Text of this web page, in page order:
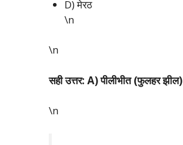
D) मेरठ
\n
\n
सही उत्तर: A) पीलीभीत (फुलहर झील)
\n